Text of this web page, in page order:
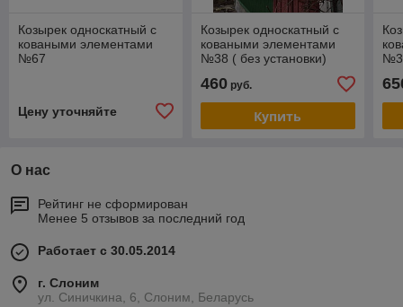
Козырек односкатный с
коваными элементами
№67
Цену уточняйте
Козырек односкатный с
коваными элементами
№38 ( без установки)
460руб.
Купить
О нас
Рейтинг не сформирован
Менее 5 отзывов за последний год
Работает с 30.05.2014
г. Слоним
ул. Синичкина, 6, Слоним, Беларусь